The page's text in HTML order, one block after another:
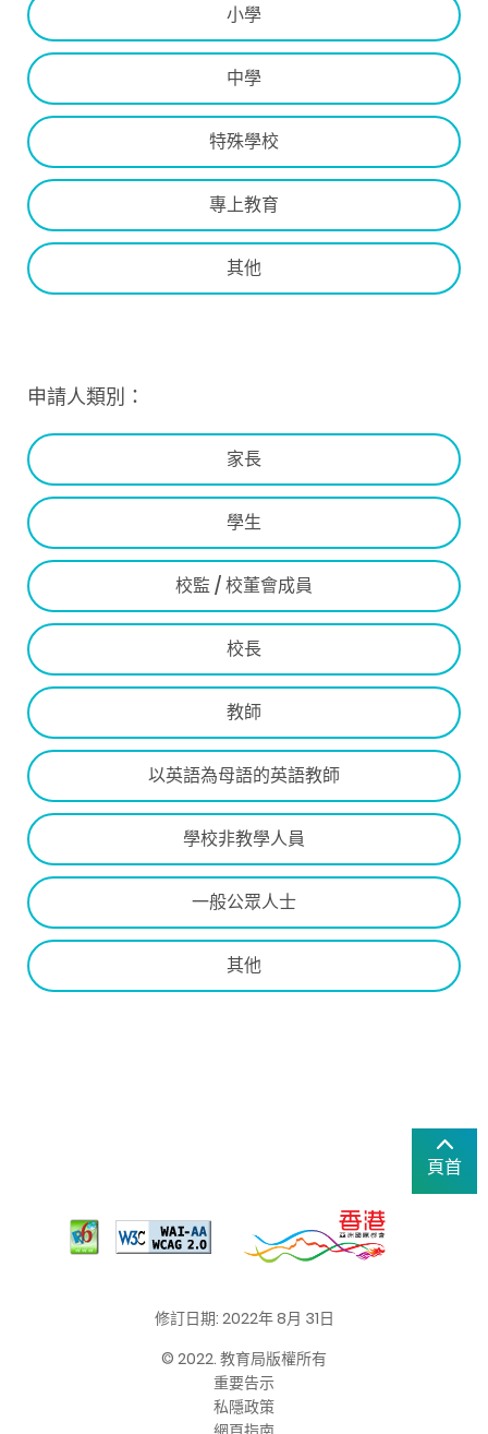
小學
中學
特殊學校
專上教育
其他
申請人類別：
家長
學生
校監 / 校董會成員
校長
教師
以英語為母語的英語教師
學校非教學人員
一般公眾人士
其他
頁首
修訂日期: 2022年 8月 31日
© 2022. 教育局版權所有
重要告示
私隱政策